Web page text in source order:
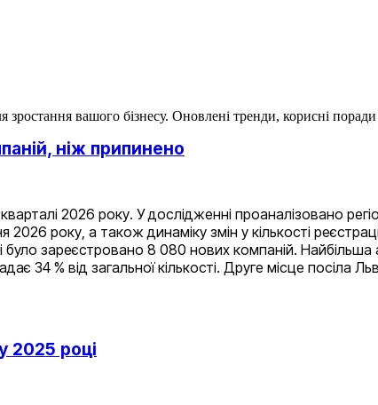
вашого бізнесу. Оновлені тренди, корисні
ніж припинено
2026 року. У дослідженні проаналізовано
року, а також динаміку змін у кількості
зареєстровано 8 080 нових компаній. Найбільша
34 % від загальної кількості. Друге місце посіла
2025 році